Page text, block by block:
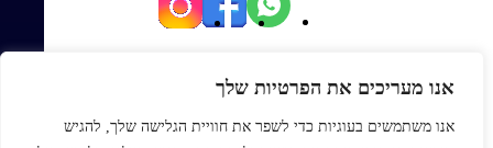
אנו מעריכים את הפרטיות שלך
אנו משתמשים בעוגיות כדי לשפר את חוויית הגלישה שלך, להגיש
Office@topmexp.co.il
0723941168